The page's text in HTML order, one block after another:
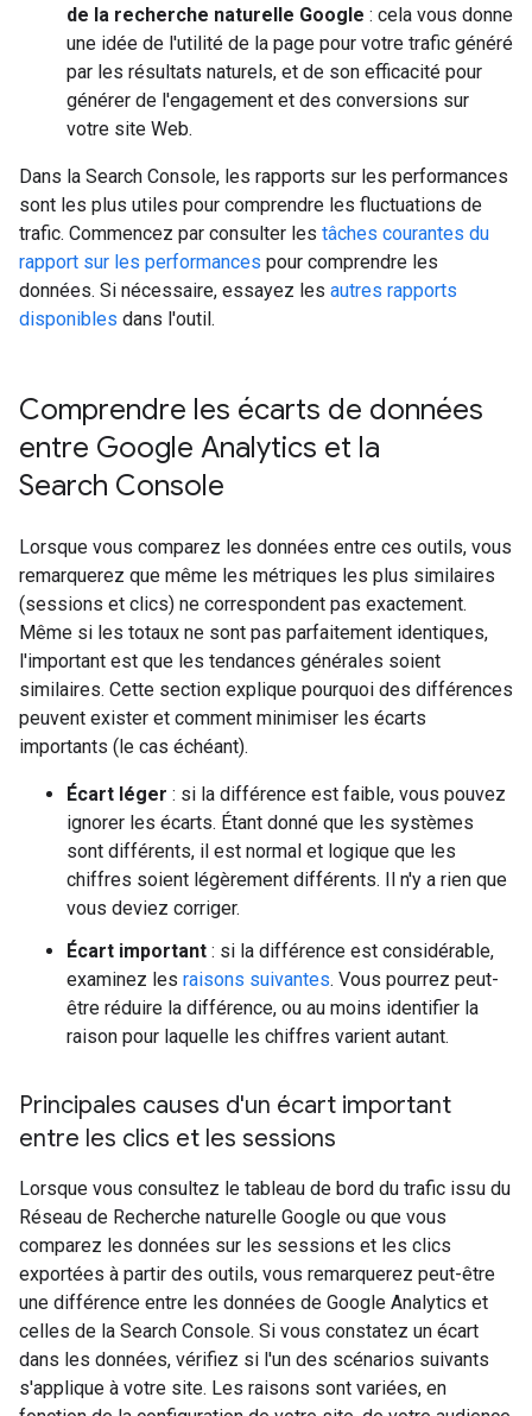
de la recherche naturelle Google : cela vous donne
une idée de l'utilité de la page pour votre trafic généré
par les résultats naturels, et de son efficacité pour
générer de l'engagement et des conversions sur
votre site Web.
Dans la Search Console, les rapports sur les performances
sont les plus utiles pour comprendre les fluctuations de
trafic. Commencez par consulter les tâches courantes du
rapport sur les performances pour comprendre les
données. Si nécessaire, essayez les autres rapports
disponibles dans l'outil.
Comprendre les écarts de données
entre Google Analytics et la
Search Console
Lorsque vous comparez les données entre ces outils, vous
remarquerez que même les métriques les plus similaires
(sessions et clics) ne correspondent pas exactement.
Même si les totaux ne sont pas parfaitement identiques,
l'important est que les tendances générales soient
similaires. Cette section explique pourquoi des différences
peuvent exister et comment minimiser les écarts
importants (le cas échéant).
Écart léger : si la différence est faible, vous pouvez
ignorer les écarts. Étant donné que les systèmes
sont différents, il est normal et logique que les
chiffres soient légèrement différents. Il n'y a rien que
vous deviez corriger.
Écart important : si la différence est considérable,
examinez les raisons suivantes. Vous pourrez peut-
être réduire la différence, ou au moins identifier la
raison pour laquelle les chiffres varient autant.
Principales causes d'un écart important
entre les clics et les sessions
Lorsque vous consultez le tableau de bord du trafic issu du
Réseau de Recherche naturelle Google ou que vous
comparez les données sur les sessions et les clics
exportées à partir des outils, vous remarquerez peut-être
une différence entre les données de Google Analytics et
celles de la Search Console. Si vous constatez un écart
dans les données, vérifiez si l'un des scénarios suivants
s'applique à votre site. Les raisons sont variées, en